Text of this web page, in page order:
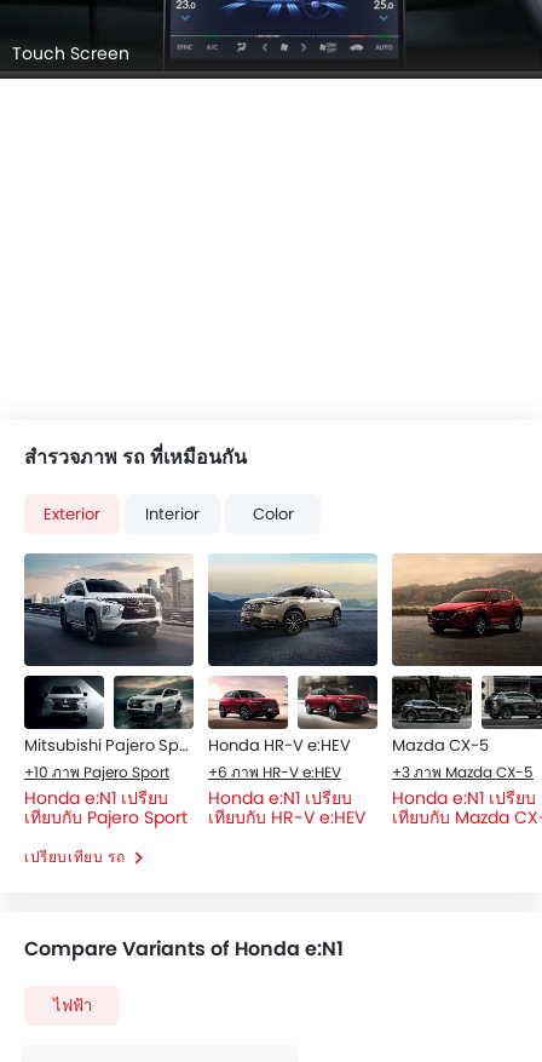
Touch Screen
สำรวจภาพ รถ ที่เหมือนกัน
Exterior Interior Color
Mitsubishi Pajero Sport
+10 ภาพ Pajero Sport
Honda e:N1 เปรียบ
เทียบกับ Pajero Sport
Honda HR-V e:HEV
+6 ภาพ HR-V e:HEV
Honda e:N1 เปรียบ
เทียบกับ HR-V e:HEV
Mazda CX-5
+3 ภาพ Mazda CX-5
Honda e:N1 เปรียบ
เทียบกับ Mazda
เปรียบเทียบ รถ
Compare Variants of Honda e:N1
ไฟฟ้า